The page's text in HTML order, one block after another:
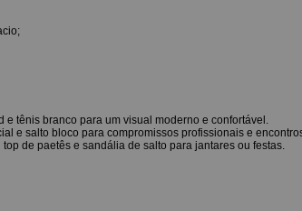
e tênis branco para um visual moderno e confortável.
e salto bloco para compromissos profissionais e
de paetês e sandália de salto para jantares ou festas.